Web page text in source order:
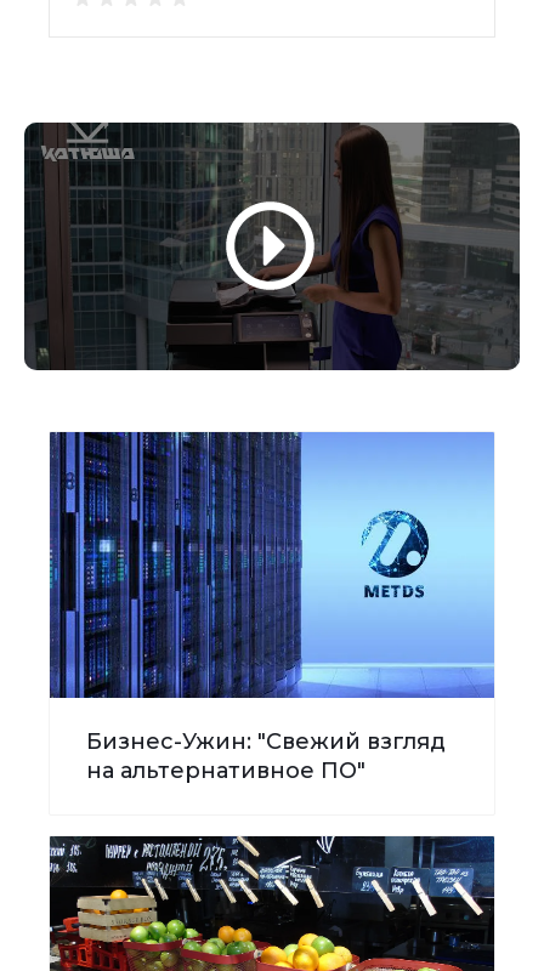
Бизнес-Ужин: "Свежий взгляд
на альтернативное ПО"